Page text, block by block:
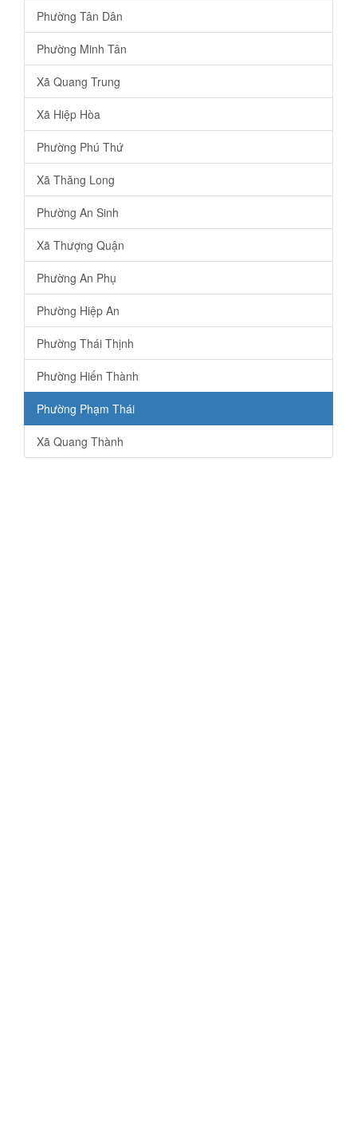
Phường Tân Dân
Phường Minh Tân
Xã Quang Trung
Xã Hiệp Hòa
Phường Phú Thứ
Xã Thăng Long
Phường An Sinh
Xã Thượng Quận
Phường An Phụ
Phường Hiệp An
Phường Thái Thịnh
Phường Hiến Thành
Phường Phạm Thái
Xã Quang Thành